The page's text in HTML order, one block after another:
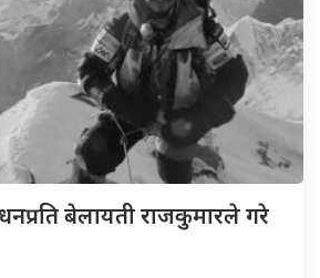
बेलायती राजकुमारले गरे